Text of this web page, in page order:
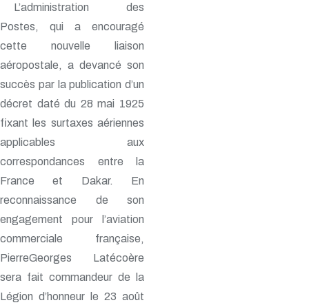
L’administration des
Postes, qui a encouragé
cette nouvelle liaison
aéropostale, a devancé son
succès par la publication d’un
décret daté du 28 mai 1925
fixant les surtaxes aériennes
applicables aux
correspondances entre la
France et Dakar. En
reconnaissance de son
engagement pour l’aviation
commerciale française,
PierreGeorges Latécoère
sera fait commandeur de la
Légion d’honneur le 23 août